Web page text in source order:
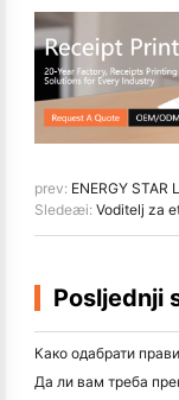
prev: ENERGY STAR
Sledeæi: Voditelj za etikete
Posljednji